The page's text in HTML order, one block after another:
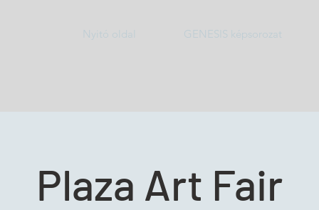
Nyitó oldal GENESIS képsorozat
Plaza Art Fair